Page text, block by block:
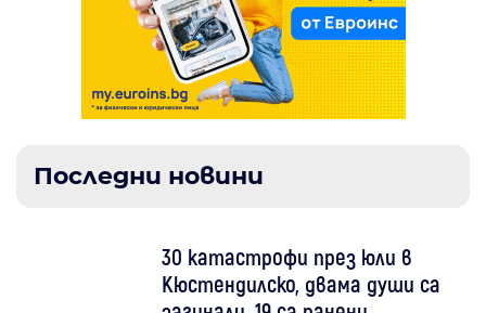
Последни новини
30 катастрофи през юли в
Кюстендилско, двама души са